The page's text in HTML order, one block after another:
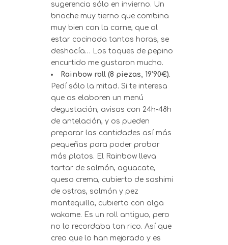
sugerencia sólo en invierno. Un
brioche muy tierno que combina
muy bien con la carne, que al
estar cocinada tantas horas, se
deshacía… Los toques de pepino
encurtido me gustaron mucho.
Rainbow roll (8 piezas, 19’90€).
Pedí sólo la mitad. Si te interesa
que os elaboren un menú
degustación, avisas con 24h-48h
de antelación, y os pueden
preparar las cantidades así más
pequeñas para poder probar
más platos. El Rainbow lleva
tartar de salmón, aguacate,
queso crema, cubierto de sashimi
de ostras, salmón y pez
mantequilla, cubierto con alga
wakame. Es un roll antiguo, pero
no lo recordaba tan rico. Así que
creo que lo han mejorado y es